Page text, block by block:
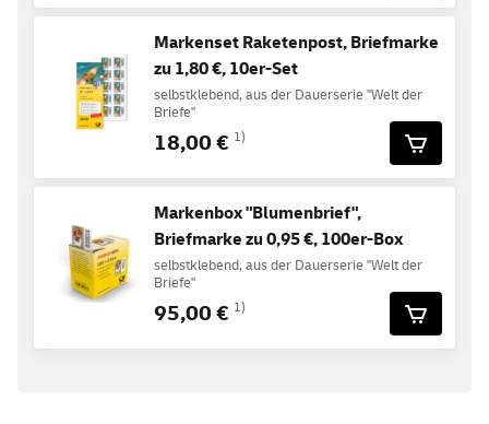
Markenset Raketenpost, Briefmarke
zu 1,80 €, 10er-Set
selbstklebend, aus der Dauerserie "Welt der
Briefe"
18,00 € 1)
Markenbox "Blumenbrief",
Briefmarke zu 0,95 €, 100er-Box
selbstklebend, aus der Dauerserie "Welt der
Briefe"
95,00 € 1)